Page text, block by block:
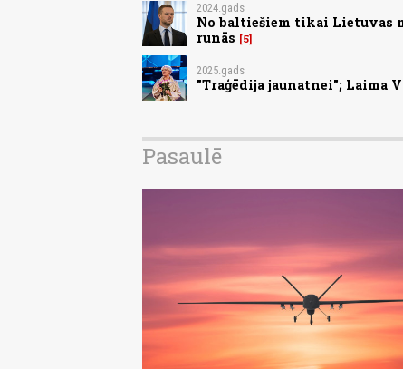
2024.gads
No baltiešiem tikai
runās
5
2025.gads
"Traģēdija jaunatnei"; Laima
Pasaulē